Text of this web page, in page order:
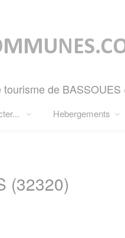
de BASSOUES
Hebergements
(32320)